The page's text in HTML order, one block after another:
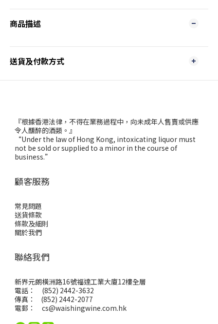
商品描述
送貨及付款方式
『根據香港法律，不得在業務過程中，向未成年人售賣或供應
令人醺醉的酒類。』
“Under the law of Hong Kong, intoxicating liquor must
not be sold or supplied to a minor in the course of
business.”
顧客服務
常見問題
送貨條款
條款及細則
關於我們
聯絡我們
新界元朗橫洲路16號福達工業大廈12樓全層
電話： (852) 2442-3632
傳真： (852) 2442-2077
電郵： cs@waishingwine.com.hk